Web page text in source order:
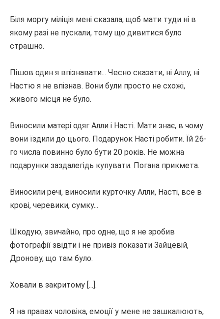
Біля моргу міліція мені сказала, щоб мати туди ні в
якому разі не пускали, тому що дивитися було
страшно.
Пішов один я впізнавати... Чесно сказати, ні Аллу, ні
Настю я не впізнав. Вони були просто не схожі,
живого місця не було.
Виносили матері одяг Алли і Насті. Мати знає, в чому
вони їздили до цього. Подарунок Насті робити. Їй 26-
го числа повинно було бути 20 років. Не можна
подарунки заздалегідь купувати. Погана прикмета.
Виносили речі, виносили курточку Алли, Насті, все в
крові, черевики, сумку...
Шкодую, звичайно, про одне, що я не зробив
фотографії звідти і не привіз показати Зайцевій,
Дронову, що там було.
Ховали в закритому [...].
Я на правах чоловіка, емоції у мене не зашкалюють,